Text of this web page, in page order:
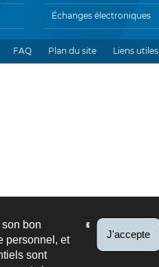
bon
personnel, et
sont
J'accepte
Échanges électroniques
FAQ Plan du site Liens utiles